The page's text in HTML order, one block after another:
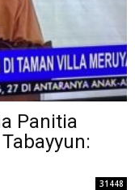
Panitia
31448